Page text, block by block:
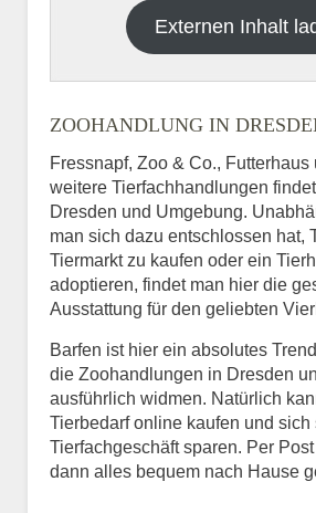
Externen Inhalt
ZOOHANDLUNG IN
Fressnapf, Zoo & Co., Futterhaus
weitere Tierfachhandlungen
Dresden und Umgebung.
man sich dazu entschlossen hat,
Tiermarkt zu kaufen oder ein
adoptieren, findet man hier die
Ausstattung für den geliebten
Barfen ist hier ein absolutes
die Zoohandlungen in Dresden
ausführlich widmen. Natürlich
Tierbedarf online kaufen und sich
Tierfachgeschäft sparen. Per
dann alles bequem nach Hause